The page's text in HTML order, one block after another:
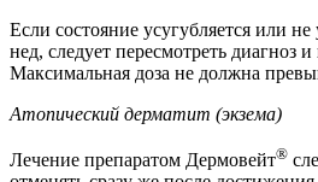
Если состояние усугубляется или
нед, следует пересмотреть диагноз
Максимальная доза не должна
Атопический дерматит (экзема)
Лечение препаратом Дермовейт®